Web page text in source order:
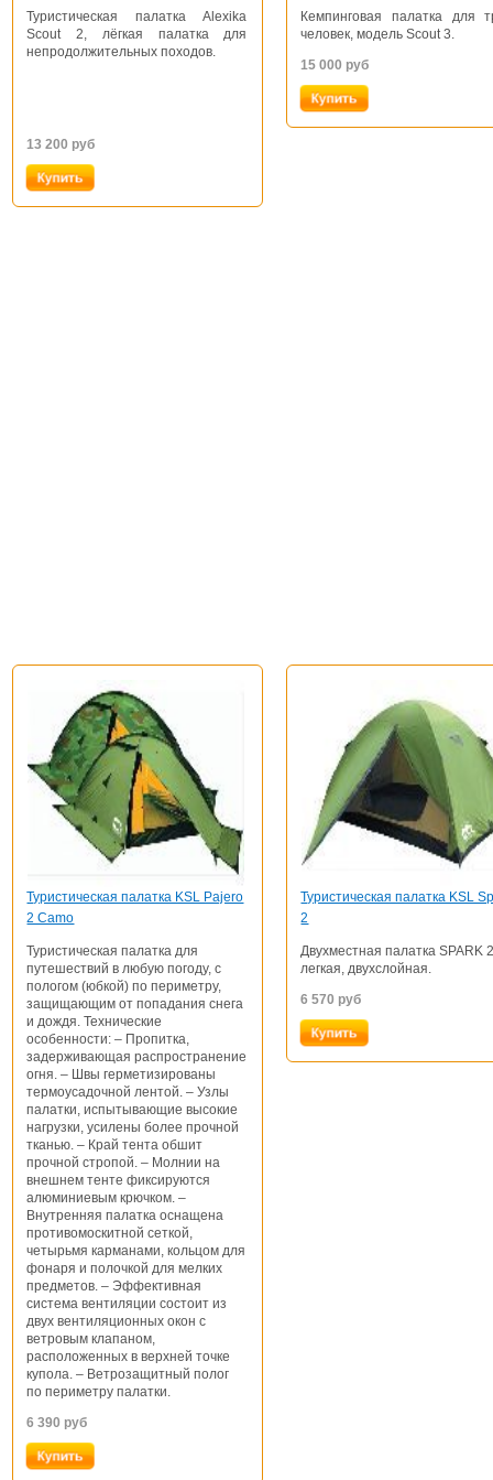
Туристическая палатка Alexika
Scout 2, лёгкая палатка для
непродолжительных походов.
13 200 руб
Кемпинговая палатка для
человек, модель Scout 3.
15 000 руб
Туристическая палатка KSL Pajero
2 Camo
Туристическая палатка для
путешествий в любую погоду, с
пологом (юбкой) по периметру,
защищающим от попадания снега
и дождя. Технические
особенности: – Пропитка,
задерживающая распространение
огня. – Швы герметизированы
термоусадочной лентой. – Узлы
палатки, испытывающие высокие
нагрузки, усилены более прочной
тканью. – Край тента обшит
прочной стропой. – Молнии на
внешнем тенте фиксируются
алюминиевым крючком. –
Внутренняя палатка оснащена
противомоскитной сеткой,
четырьмя карманами, кольцом для
фонаря и полочкой для мелких
предметов. – Эффективная
система вентиляции состоит из
двух вентиляционных окон с
ветровым клапаном,
расположенных в верхней точке
купола. – Ветрозащитный полог
по периметру палатки.
6 390 руб
Туристическая палатка KSL
2
Двухместная палатка SPARK
легкая, двухслойная.
6 570 руб